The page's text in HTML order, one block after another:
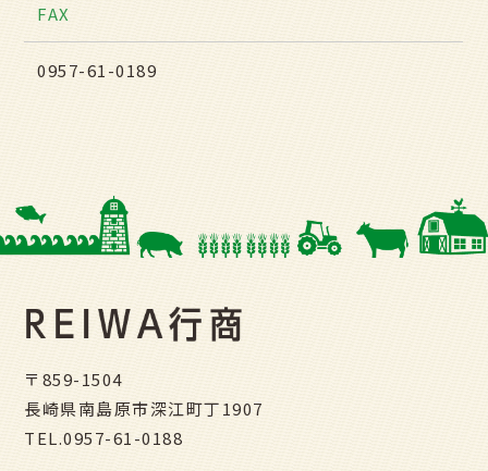
FAX
0957-61-0189
〒859-1504
長崎県南島原市深江町丁1907
TEL.0957-61-0188